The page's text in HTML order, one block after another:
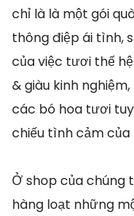
chỉ là là một gói
thông điệp ái tình,
của việc tươi thế
& giàu kinh
các bó hoa tươi
chiếu tình cảm của
Ở shop của chúng
hàng loạt những